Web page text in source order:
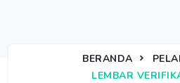
BERANDA
LEMBAR